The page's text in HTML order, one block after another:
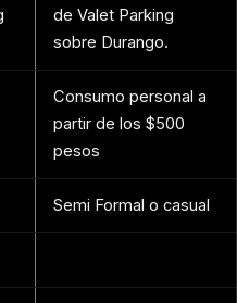
de Valet Parking
sobre Durango.
Consumo personal a
partir de los $500
pesos
Semi Formal o casual